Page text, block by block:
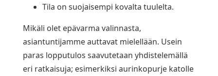
Tila on suojaisempi kovalta tuulelta.
Mikäli olet epävarma valinnasta,
asiantuntijamme auttavat mielellään. Usein
paras lopputulos saavutetaan yhdistelemällä
eri ratkaisuja; esimerkiksi aurinkopurje katolle